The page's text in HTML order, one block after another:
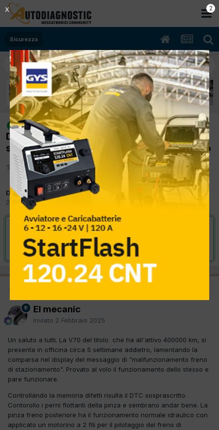
Sicurezza
risolto
[Volvo V70 SW 05/2009 2400cc
D5244T 136Kw Diesel] Problemi con freno di
stazionamento: C2008 servomotore sinistro
Da El mecanic
2 Febbraio 2025
VAI ALLA SOLUZIONE
Risolta da El mecanic,19 Febbraio 2025
El mecanic
Inviato 2 Febbraio 2025
Un saluto a tutti. La V70 del titolo che ha all'attivo 400000 km, si
presenta in officina circa 5 settimane addietro, lamentando la
comparsa nel display del messaggio di "malfunzionamento freno
di stazionamento". Provato al volo il funzionamento dello stesso e
pare funzionare.
Controllando la memoria difetti risulta il DTC sosprascritto.
Contorollo i perni flottanti della pinza e sembrano andar bene. La
pinza freno posteriore ha il funzionamento normale idraulico con
applicato un motorino a 2 fili per il pilotaggio del freno di
2
X